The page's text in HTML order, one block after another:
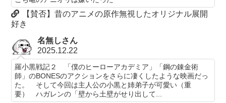
【賛否】昔のアニメの原作無視したオリジナル展開
好き
名無しさん
2025.12.22
羅小黒戦記２ 「僕のヒーローアカデミア」「鋼の錬金術
師」のBONESのアクションをさらに凄くしたような映画だっ
た。 そして今回は主人公の小黒と姉弟子が可愛い（重
要） ハガレンの「壁から土壁がせり出して...